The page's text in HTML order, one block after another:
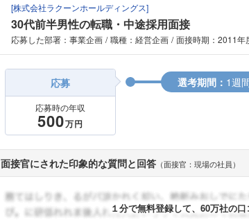
[株式会社ラクーンホールディングス]
30代前半男性の転職・中途採用面接
応募した部署：事業企画 職種：経営企画 面接時期：2011年
選考期間： 1週
応募
応募時の年収
500万円
面接官にされた印象的な質問と回答 （面接官：現場の社員）
１分で無料登録して、60万社の口